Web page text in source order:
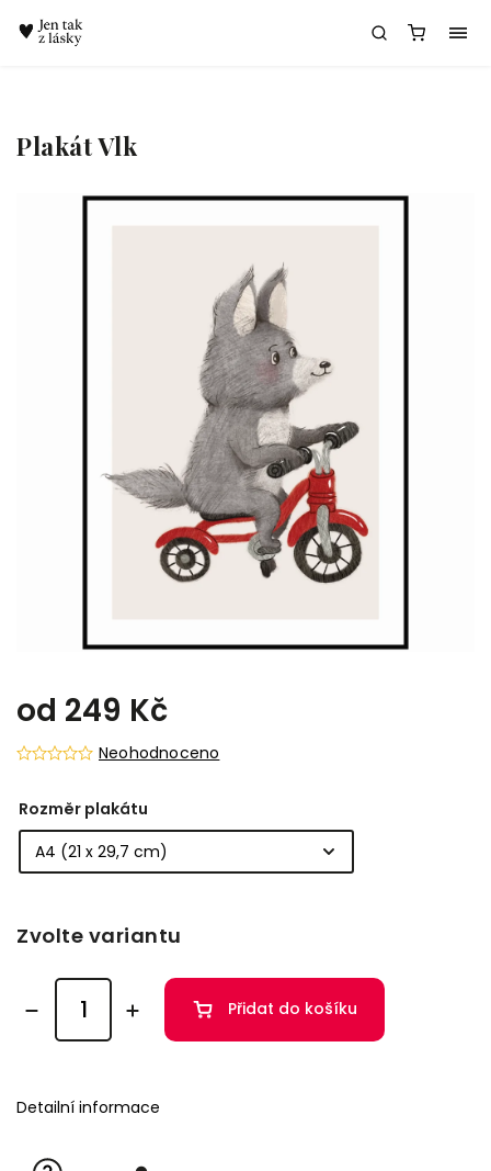
Plakát Vlk
od 249 Kč
Neohodnoceno
Rozměr plakátu
Zvolte variantu
Přidat do košíku
Detailní informace